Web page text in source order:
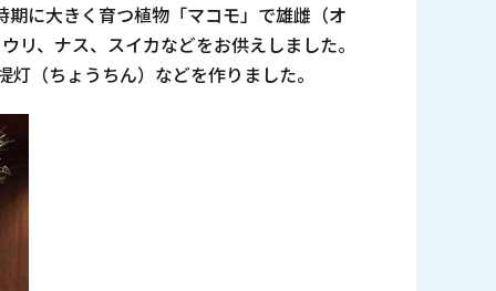
に大きく育つ植物「マコモ」で雄雌（オ
、ナス、スイカなどをお供えしました。
（ちょうちん）などを作りました。